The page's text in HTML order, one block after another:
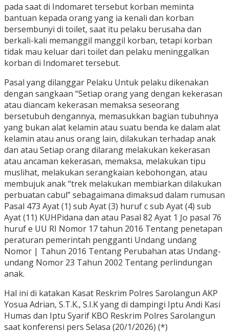
pada saat di Indomaret tersebut korban meminta
bantuan kepada orang yang ia kenali dan korban
bersembunyi di toilet, saat itu pelaku berusaha dan
berkali-kali memanggil manggil korban, tetapi korban
tidak mau keluar dari toilet dan pelaku meninggalkan
korban di Indomaret tersebut.
Pasal yang dilanggar Pelaku Untuk pelaku dikenakan
dengan sangkaan “Setiap orang yang dengan kekerasan
atau diancam kekerasan memaksa seseorang
bersetubuh dengannya, memasukkan bagian tubuhnya
yang bukan alat kelamin atau suatu benda ke dalam alat
kelamin atau anus orang lain, dilakukan terhadap anak
dan atau Setiap orang dilarang melakukan kekerasan
atau ancaman kekerasan, memaksa, melakukan tipu
muslihat, melakukan serangkaian kebohongan, atau
membujuk anak “trek melakukan membiarkan dilakukan
perbuatan cabul” sebagaimana dimaksud dalam rumusan
Pasal 473 Ayat (1) sub Ayat (3) huruf c sub Ayat (4) sub
Ayat (11) KUHPidana dan atau Pasal 82 Ayat 1 Jo pasal 76
huruf e UU RI Nomor 17 tahun 2016 Tentang penetapan
peraturan pemerintah pengganti Undang undang
Nomor | Tahun 2016 Tentang Perubahan atas Undang-
undang Nomor 23 Tahun 2002 Tentang perlindungan
anak.
Hal ini di katakan Kasat Reskrim Polres Sarolangun AKP
Yosua Adrian, S.T.K., S.I.K yang di dampingi Iptu Andi Kasi
Humas dan Iptu Syarif KBO Reskrim Polres Sarolangun
saat konferensi pers Selasa (20/1/2026) (*)